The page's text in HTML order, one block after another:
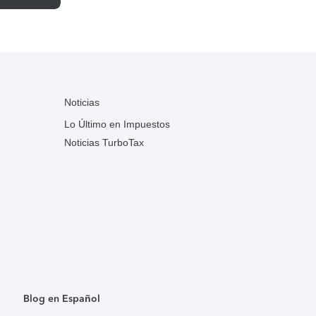
Noticias
Lo Último en Impuestos
Noticias TurboTax
Blog en Español